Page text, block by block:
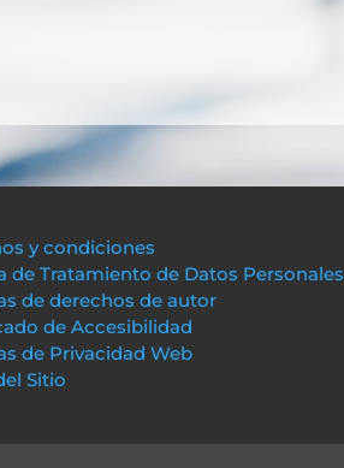
y condiciones
de Tratamiento de Datos Personales
de derechos de autor
de Accesibilidad
de Privacidad Web
Sitio